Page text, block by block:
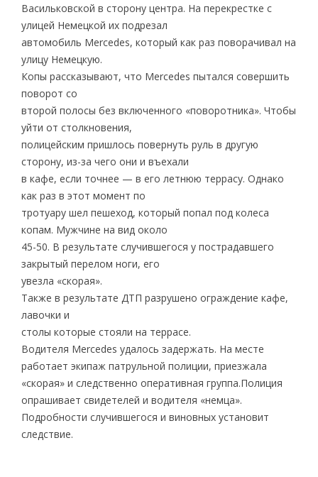
Васильковской в сторону центра. На перекрестке с
улицей Немецкой их подрезал
автомобиль Mercedes, который как раз поворачивал на
улицу Немецкую.
Копы рассказывают, что Mercedes пытался совершить
поворот со
второй полосы без включенного «поворотника». Чтобы
уйти от столкновения,
полицейским пришлось повернуть руль в другую
сторону, из-за чего они и въехали
в кафе, если точнее — в его летнюю террасу. Однако
как раз в этот момент по
тротуару шел пешеход, который попал под колеса
копам. Мужчине на вид около
45-50. В результате случившегося у пострадавшего
закрытый перелом ноги, его
увезла «скорая».
Также в результате ДТП разрушено ограждение кафе,
лавочки и
столы которые стояли на террасе.
Водителя Mercedes удалось задержать. На месте
работает экипаж патрульной полиции, приезжала
«скорая» и следственно оперативная группа.Полиция
опрашивает свидетелей и водителя «немца».
Подробности случившегося и виновных установит
следствие.